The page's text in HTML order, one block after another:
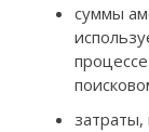
суммы